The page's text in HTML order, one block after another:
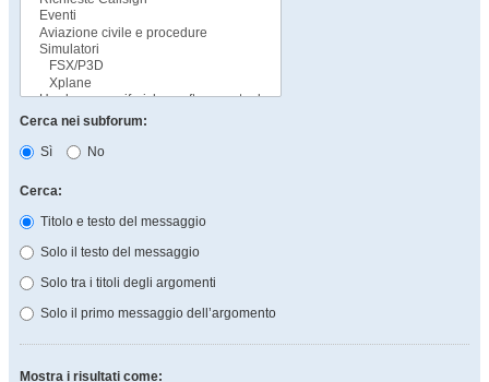
Cerca nei subforum:
Sì
No
Cerca:
Titolo e testo del messaggio
Solo il testo del messaggio
Solo tra i titoli degli argomenti
Solo il primo messaggio dell’argomento
Mostra i risultati come: